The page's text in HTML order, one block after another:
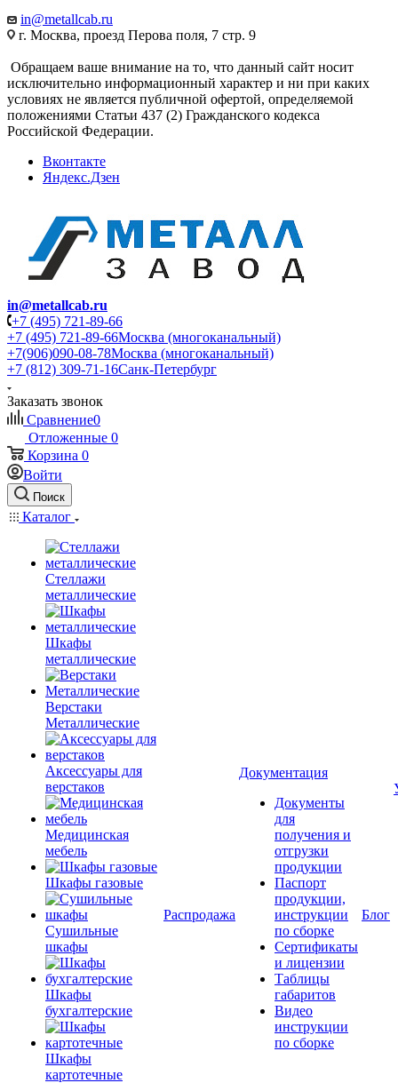
in@metallcab.ru
г. Москва, проезд Перова поля, 7 стр. 9
Обращаем ваше внимание на то, что данный сайт носит
исключительно информационный характер и ни при каких
условиях не является публичной офертой, определяемой
положениями Статьи 437 (2) Гражданского кодекса
Российской Федерации.
Вконтакте
Яндекс.Дзен
in@metallcab.ru
+7 (495) 721-89-66
+7 (495) 721-89-66Москва (многоканальный)
+7(906)090-08-78Москва (многоканальный)
+7 (812) 309-71-16Санк-Петербург
Заказать звонок
Сравнение0
Отложенные 0
Корзина 0
Войти
Поиск
Каталог
Стеллажи
металлические
Шкафы
металлические
Верстаки
Металлические
Аксессуары для
верстаков
Медицинская
мебель
Шкафы газовые
Сушильные
шкафы
Шкафы
бухгалтерские
Шкафы
картотечные
Распродажа
Документация
Документы
для
получения и
отгрузки
продукции
Паспорт
продукции,
инструкции
по сборке
Сертификаты
и лицензии
Таблицы
габаритов
Видео
инструкции
по сборке
Блог